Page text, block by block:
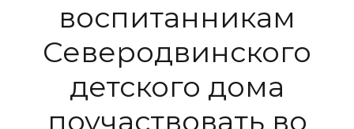
воспитанникам
Северодвинского
детского дома
поучаствовать во